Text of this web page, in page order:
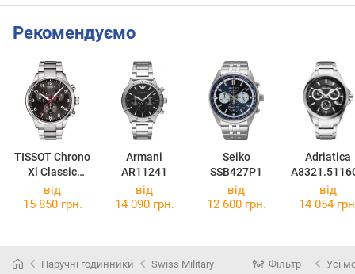
Рекомендуємо
TISSOT Chrono
Xl Classic
Asian Games
Edition
Armani
AR11241
Seiko
SSB427P1
Adriatica
від
15 850 грн.
від
14 090 грн.
від
12 600 грн.
від
14 054
Наручні годинники Swiss Military Фільтр Усі